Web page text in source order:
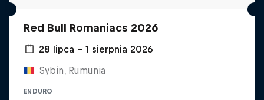
Red Bull Romaniacs 2026
28 lipca – 1 sierpnia 2026
Sybin, Rumunia
ENDURO